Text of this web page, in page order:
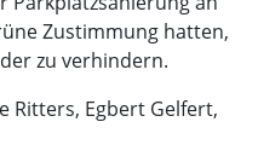
Zustimmung hatten,
zu verhindern.
Ritters, Egbert Gelfert,